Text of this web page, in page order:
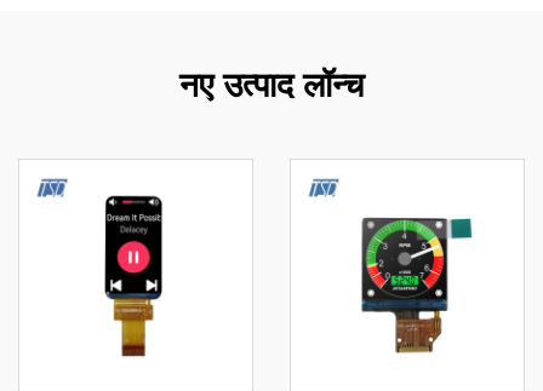
नए उत्पाद लॉन्च